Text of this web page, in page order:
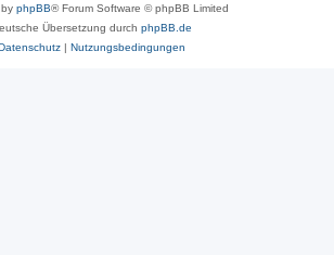
phpBB® Forum Software © phpBB Limited
Übersetzung durch phpBB.de
| Nutzungsbedingungen